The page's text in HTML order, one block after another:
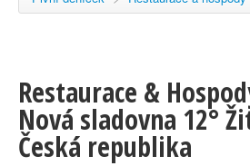
Restaurace &
Nová sladovna 12°
Česká republika